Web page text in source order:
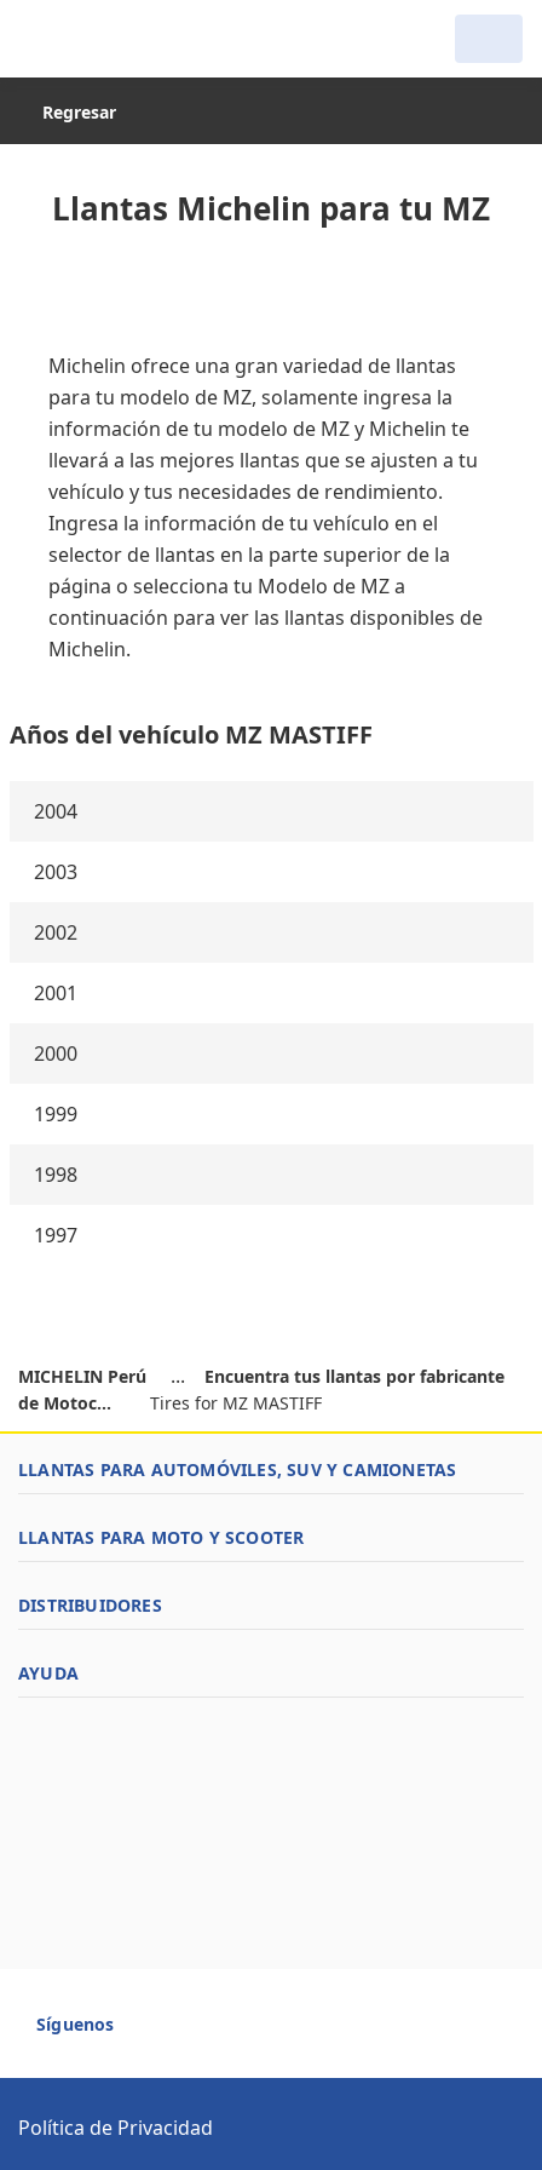
Regresar
Llantas Michelin para tu MZ
Michelin ofrece una gran variedad de llantas
para tu modelo de MZ, solamente ingresa la
información de tu modelo de MZ y Michelin te
llevará a las mejores llantas que se ajusten a tu
vehículo y tus necesidades de rendimiento.
Ingresa la información de tu vehículo en el
selector de llantas en la parte superior de la
página o selecciona tu Modelo de MZ a
continuación para ver las llantas disponibles de
Michelin.
Años del vehículo MZ MASTIFF
2004
2003
2002
2001
2000
1999
1998
1997
MICHELIN Perú
Encuentra tus llantas por fabricante
de Motoc...
Tires for MZ MASTIFF
LLANTAS PARA AUTOMÓVILES, SUV Y CAMIONETAS
LLANTAS PARA MOTO Y SCOOTER
DISTRIBUIDORES
AYUDA
Síguenos
Política de Privacidad